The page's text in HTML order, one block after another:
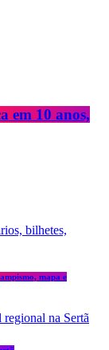
em 10 anos,
mapa e